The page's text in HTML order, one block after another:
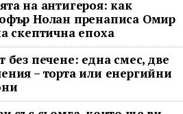
на антигероя: как
Нолан пренаписа Омир
скептична епоха
без печене: една смес, две
– торта или енергийни